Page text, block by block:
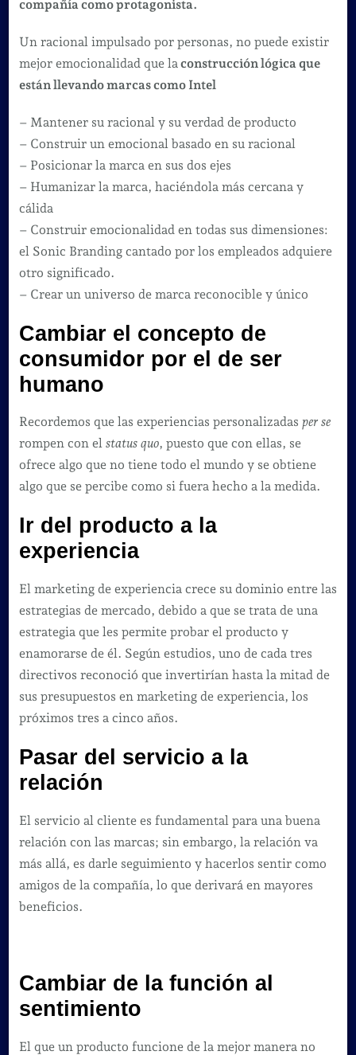
compañía como protagonista.
Un racional impulsado por personas, no puede existir
mejor emocionalidad que la construcción lógica que
están llevando marcas como Intel
– Mantener su racional y su verdad de producto
– Construir un emocional basado en su racional
– Posicionar la marca en sus dos ejes
– Humanizar la marca, haciéndola más cercana y
cálida
– Construir emocionalidad en todas sus dimensiones:
el Sonic Branding cantado por los empleados adquiere
otro significado.
– Crear un universo de marca reconocible y único
Cambiar el concepto de
consumidor por el de ser
humano
Recordemos que las experiencias personalizadas per se
rompen con elstatus quo, puesto que con ellas, se
ofrece algo que no tiene todo el mundo y se obtiene
algo que se percibe como si fuera hecho a la medida.
Ir del producto a la
experiencia
El marketing de experiencia crece su dominio entre las
estrategias de mercado, debido a que se trata de una
estrategia que les permite probar el producto y
enamorarse de él. Según estudios, uno de cada tres
directivos reconoció que invertirían hasta la mitad de
sus presupuestos en marketing de experiencia, los
próximos tres a cinco años.
Pasar del servicio a la
relación
El servicio al cliente es fundamental para una buena
relación con las marcas; sin embargo, la relación va
más allá, es darle seguimiento y hacerlos sentir como
amigos de la compañía, lo que derivará en mayores
beneficios.
Cambiar de la función al
sentimiento
El que un producto funcione de la mejor manera no